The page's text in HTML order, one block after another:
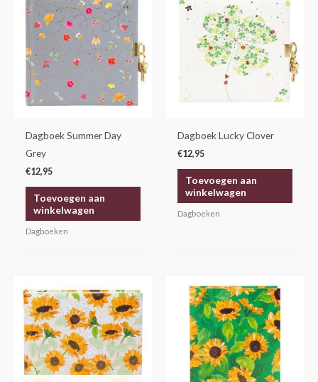
Dagboek Summer Day
Grey
€12,95
Toevoegen aan
winkelwagen
Dagboeken
Dagboek Lucky Clover
€12,95
Toevoegen aan
winkelwagen
Dagboeken
product
heeft
meerdere
variaties.
Deze